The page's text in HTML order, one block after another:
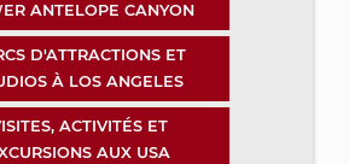
ANTELOPE CANYON
D'ATTRACTIONS ET
À LOS ANGELES
ACTIVITÉS ET
AUX USA